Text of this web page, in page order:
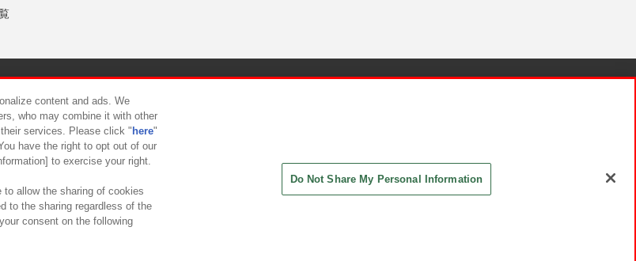
カスタマーハラスメント対応方針
content and ads. We
who may combine it with other
services. Please click " here"
have the right to opt out of our
to exercise your right.
allow the sharing of cookies
to the sharing regardless of the
consent on the following
Do Not Share My Personal Information